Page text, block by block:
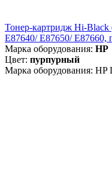
Тонер-картридж Hi-
E87640/ E87650/ E87660,
Марка оборудования: HP
Цвет: пурпурный
Марка оборудования: